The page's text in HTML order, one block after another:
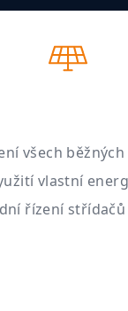
všech
vlastní
řízení